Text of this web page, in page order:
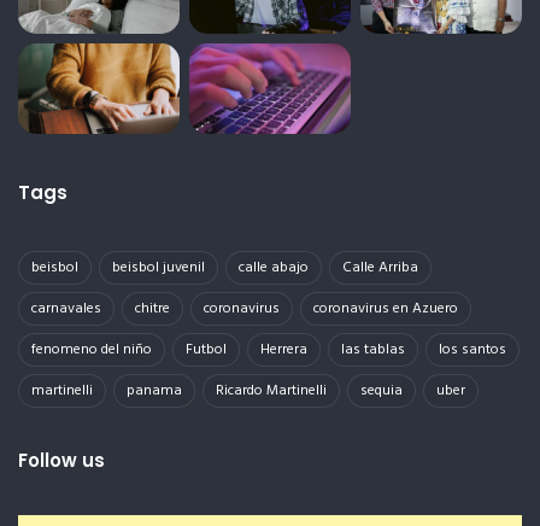
Tags
beisbol beisbol juvenil calle abajo
Calle Arriba
carnavales
chitre coronavirus
coronavirus en Azuero
fenomeno del niño
Futbol Herrera las tablas
los santos
martinelli
panama Ricardo Martinelli sequia uber
Follow us